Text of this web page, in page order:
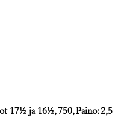
17½ ja 16½, 750, Paino: 2,5